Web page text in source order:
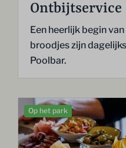
Ontbijtservice
Een heerlijk begin
broodjes zijn
Poolbar.
Op het park